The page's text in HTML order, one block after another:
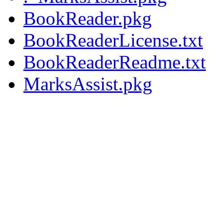
BookReader.pkg
BookReaderLicense.txt
BookReaderReadme.txt
MarksAssist.pkg